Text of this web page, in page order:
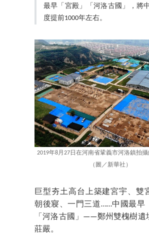
最早「宮殿」「河洛古國」，將
度提前1000年左右。
2019年8月27日在河南省鞏義市河洛鎮拍
（圖／新華社）
巨型夯土高台上築建宮宇、雙
朝後寢、一門三道……中國最早
「河洛古國」——鄭州雙槐樹遺
莊嚴。